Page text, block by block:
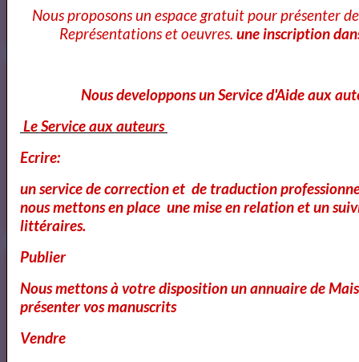
Annuaire des Chroniqueurs
littéraires
Nous proposons un espace gratuit pour présenter
Représentations et oeuvres. une inscription
Nous developpons un Service d'Aide aux
Le Service aux auteurs
Ecrire:
un service de correction et de traduction
nous mettons en place une mise en relation et un
littéraires.
Publier
Nous mettons à votre disposition un annuaire de
présenter vos manuscrits
Vendre